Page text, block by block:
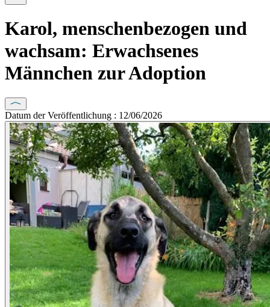
Karol, menschenbezogen und
wachsam: Erwachsenes
Männchen zur Adoption
Datum der Veröffentlichung : 12/06/2026